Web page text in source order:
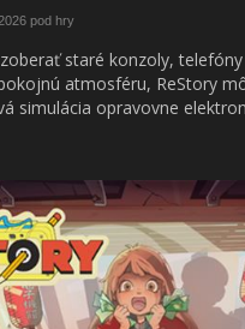
pod hry
staré konzoly,
atmosféru, ReStory
simulácia opravovne